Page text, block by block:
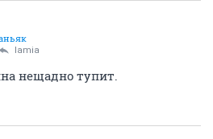
lamia
нещадно тупит.